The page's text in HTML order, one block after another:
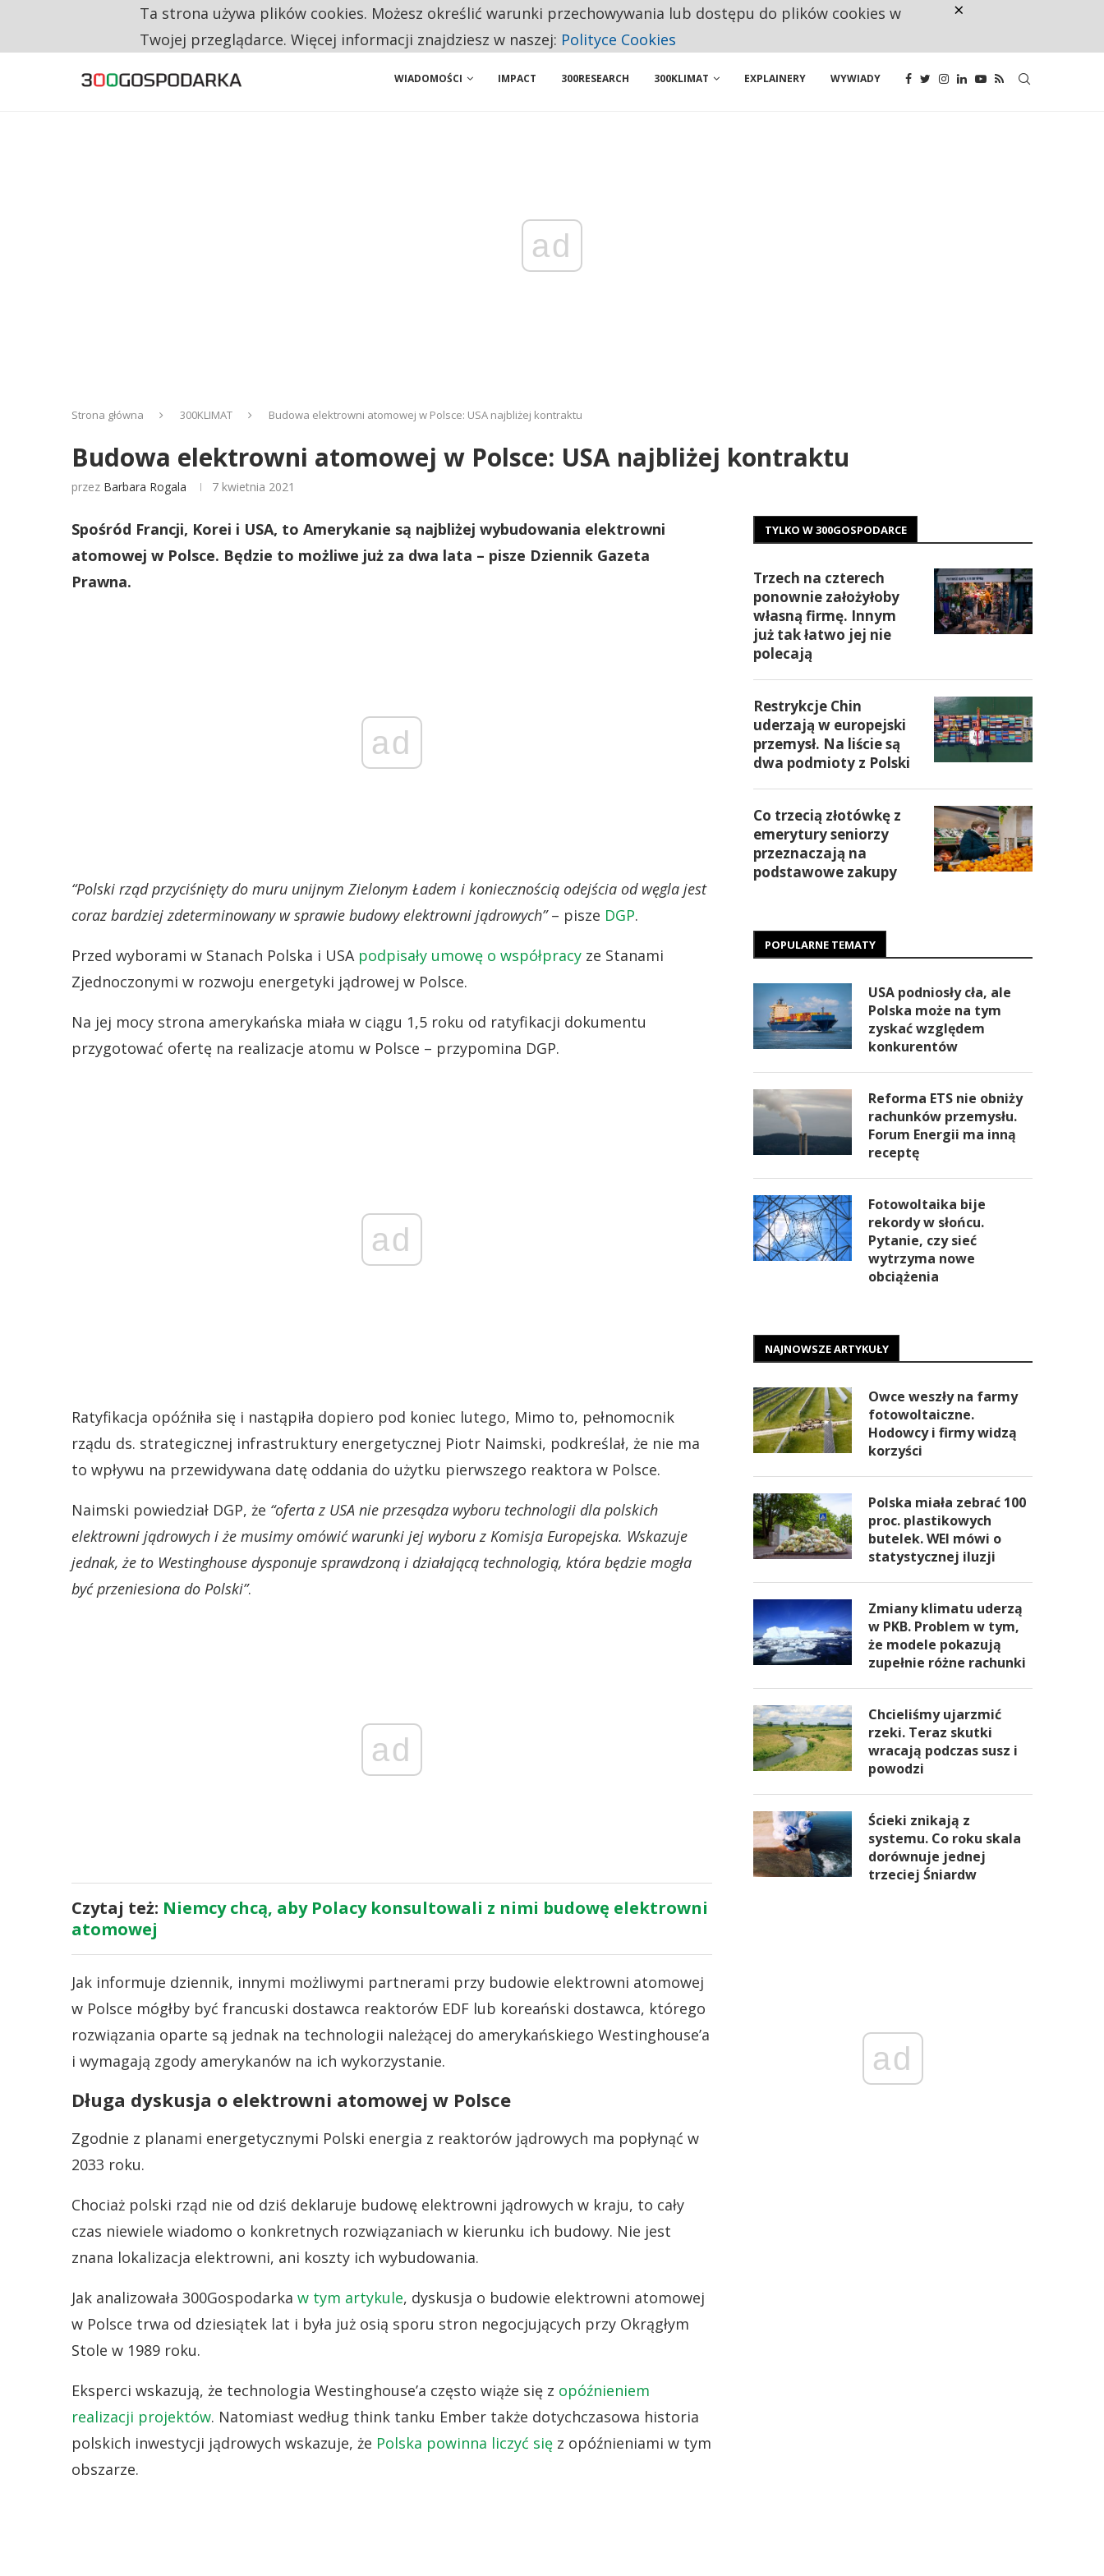
CO TRZECIĄ ZŁOTÓWKĘ Z EMERYTURY SENIORZY PRZEZNACZAJĄ NA PODSTAWOWE ZAKUPY
WIADOMOŚCI IMPACT 300RESEARCH 300KLIMAT EXPLAINERY WYWIADY
ad
Strona główna 300KLIMAT Budowa elektrowni atomowej w Polsce: USA najbliżej kontraktu
Budowa elektrowni atomowej w Polsce: USA najbliżej kontraktu
przez Barbara Rogala 7 kwietnia 2021
Spośród Francji, Korei i USA, to Amerykanie są najbliżej wybudowania elektrowni
atomowej w Polsce. Będzie to możliwe już za dwa lata – pisze Dziennik Gazeta
Prawna.
ad
“Polski rząd przyciśnięty do muru unijnym Zielonym Ładem i koniecznością odejścia od węgla jest
coraz bardziej zdeterminowany w sprawie budowy elektrowni jądrowych”– pisze DGP.
Przed wyborami w Stanach Polska i USA podpisały umowę o współpracy ze Stanami
Zjednoczonymi w rozwoju energetyki jądrowej w Polsce.
Na jej mocy strona amerykańska miała w ciągu 1,5 roku od ratyfikacji dokumentu
przygotować ofertę na realizacje atomu w Polsce – przypomina DGP.
ad
Ratyfikacja opóźniła się i nastąpiła dopiero pod koniec lutego, Mimo to, pełnomocnik
rządu ds. strategicznej infrastruktury energetycznej Piotr Naimski, podkreślał, że nie ma
to wpływu na przewidywana datę oddania do użytku pierwszego reaktora w Polsce.
Naimski powiedział DGP, że “oferta z USA nie przesądza wyboru technologii dla polskich
elektrowni jądrowych i że musimy omówić warunki jej wyboru z Komisja Europejska. Wskazuje
jednak, że to Westinghouse dysponuje sprawdzoną i działającą technologią, która będzie mogła
być przeniesiona do Polski”.
ad
Czytaj też: Niemcy chcą, aby Polacy konsultowali z nimi budowę elektrowni
atomowej
Jak informuje dziennik, innymi możliwymi partnerami przy budowie elektrowni atomowej
w Polsce mógłby być francuski dostawca reaktorów EDF lub koreański dostawca, którego
rozwiązania oparte są jednak na technologii należącej do amerykańskiego Westinghouse’a
i wymagają zgody amerykanów na ich wykorzystanie.
Długa dyskusja o elektrowni atomowej w Polsce
Zgodnie z planami energetycznymi Polski energia z reaktorów jądrowych ma popłynąć w
2033 roku.
Chociaż polski rząd nie od dziś deklaruje budowę elektrowni jądrowych w kraju, to cały
czas niewiele wiadomo o konkretnych rozwiązaniach w kierunku ich budowy. Nie jest
znana lokalizacja elektrowni, ani koszty ich wybudowania.
Jak analizowała 300Gospodarka w tym artykule, dyskusja o budowie elektrowni atomowej
w Polsce trwa od dziesiątek lat i była już osią sporu stron negocjujących przy Okrągłym
Stole w 1989 roku.
Eksperci wskazują, że technologia Westinghouse’a często wiąże się z opóźnieniem
realizacji projektów. Natomiast według think tanku Ember także dotychczasowa historia
polskich inwestycji jądrowych wskazuje, że Polska powinna liczyć się z opóźnieniami w tym
obszarze.
TYLKO W 300GOSPODARCE
Trzech na czterech
ponownie założyłoby
własną firmę. Innym
już tak łatwo jej nie
polecają
Restrykcje Chin
uderzają w europejski
przemysł. Na liście są
dwa podmioty z Polski
Co trzecią złotówkę z
emerytury seniorzy
przeznaczają na
podstawowe zakupy
POPULARNE TEMATY
USA podniosły cła, ale
Polska może na tym
zyskać względem
konkurentów
Reforma ETS nie obniży
rachunków przemysłu.
Forum Energii ma inną
receptę
Fotowoltaika bije
rekordy w słońcu.
Pytanie, czy sieć
wytrzyma nowe
obciążenia
NAJNOWSZE ARTYKUŁY
Owce weszły na farmy
fotowoltaiczne.
Hodowcy i firmy widzą
korzyści
Polska miała zebrać 100
proc. plastikowych
butelek. WEI mówi o
statystycznej iluzji
Zmiany klimatu uderzą
w PKB. Problem w tym,
że modele pokazują
zupełnie różne rachunki
Chcieliśmy ujarzmić
rzeki. Teraz skutki
wracają podczas susz i
powodzi
Ścieki znikają z
systemu. Co roku skala
dorównuje jednej
trzeciej Śniardw
ad
Ta strona używa plików cookies. Możesz określić warunki przechowywania lub dostępu do plików cookies w
Twojej przeglądarce. Więcej informacji znajdziesz w naszej: Polityce Cookies
×